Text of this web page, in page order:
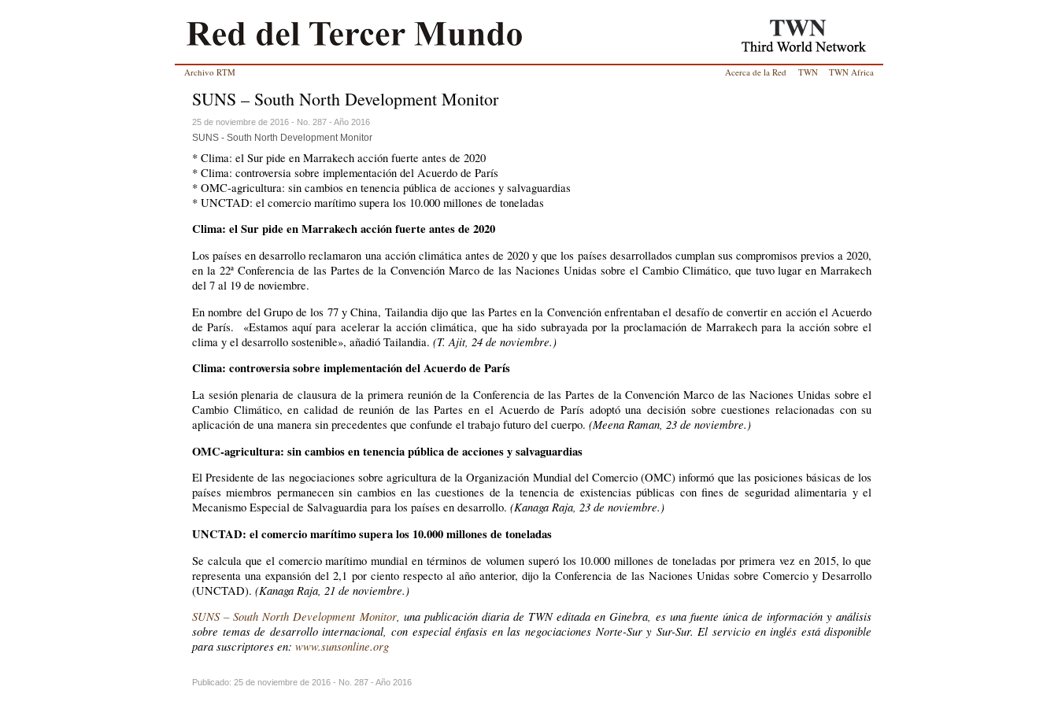
Archivo RTM TWN Africa
TWN
Acerca de la Red
SUNS – South North Development Monitor
25 de noviembre de 2016 - No. 287 - Año 2016
SUNS - South North Development Monitor
* Clima: el Sur pide en Marrakech acción fuerte antes de 2020
* Clima: controversia sobre implementación del Acuerdo de París
* OMC-agricultura: sin cambios en tenencia pública de acciones y salvaguardias
* UNCTAD: el comercio marítimo supera los 10.000 millones de toneladas
Clima: el Sur pide en Marrakech acción fuerte antes de 2020
Los países en desarrollo reclamaron una acción climática antes de 2020 y que los países desarrollados cumplan sus compromisos previos a 2020,
en la 22ª Conferencia de las Partes de la Convención Marco de las Naciones Unidas sobre el Cambio Climático, que tuvo lugar en Marrakech
del 7 al 19 de noviembre.
En nombre del Grupo de los 77 y China, Tailandia dijo que las Partes en la Convención enfrentaban el desafío de convertir en acción el Acuerdo
de París. «Estamos aquí para acelerar la acción climática, que ha sido subrayada por la proclamación de Marrakech para la acción sobre el
clima y el desarrollo sostenible», añadió Tailandia. (T. Ajit, 24 de noviembre.)
Clima: controversia sobre implementación del Acuerdo de París
La sesión plenaria de clausura de la primera reunión de la Conferencia de las Partes de la Convención Marco de las Naciones Unidas sobre el
Cambio Climático, en calidad de reunión de las Partes en el Acuerdo de París adoptó una decisión sobre cuestiones relacionadas con su
aplicación de una manera sin precedentes que confunde el trabajo futuro del cuerpo. (Meena Raman, 23 de noviembre.)
OMC-agricultura: sin cambios en tenencia pública de acciones y salvaguardias
El Presidente de las negociaciones sobre agricultura de la Organización Mundial del Comercio (OMC) informó que las posiciones básicas de los
países miembros permanecen sin cambios en las cuestiones de la tenencia de existencias públicas con fines de seguridad alimentaria y el
Mecanismo Especial de Salvaguardia para los países en desarrollo. (Kanaga Raja, 23 de noviembre.)
UNCTAD: el comercio marítimo supera los 10.000 millones de toneladas
Se calcula que el comercio marítimo mundial en términos de volumen superó los 10.000 millones de toneladas por primera vez en 2015, lo que
representa una expansión del 2,1 por ciento respecto al año anterior, dijo la Conferencia de las Naciones Unidas sobre Comercio y Desarrollo
(UNCTAD). (Kanaga Raja, 21 de noviembre.)
SUNS – South North Development Monitor, una publicación diaria de TWN editada en Ginebra, es una fuente única de información y análisis
sobre temas de desarrollo internacional, con especial énfasis en las negociaciones Norte-Sur y Sur-Sur. El servicio en inglés está disponible
para suscriptores en: www.sunsonline.org
Publicado: 25 de noviembre de 2016 - No. 287 - Año 2016